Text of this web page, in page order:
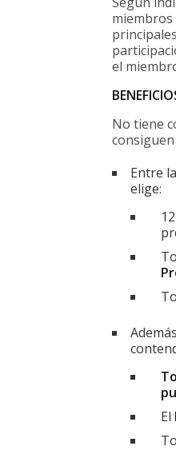
miembros
el
No tiene
Entre
elige:
El